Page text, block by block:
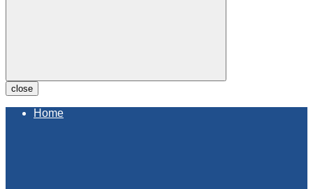
close
Home